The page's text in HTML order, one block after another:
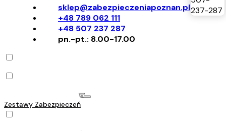
sklep@zabezpieczeniapoznan.pl
+48 789 062 111
+48 507 237 287
pn.-pt.: 8.00-17.00
237-287
Zestawy Zabezpieczeń